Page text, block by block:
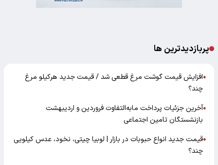
پربازدیدترین ها
●افزایش قیمت گوشت مرغ قطعی شد / قیمت جدید هرکیلو مرغ
چند؟
●آخرین جزئیات پرداخت مابه‌التفاوت فروردین و اردیبهشت
بازنشستگان تامین اجتماعی
●قیمت جدید انواع حبوبات در بازار | لوبیا چیتی، نخود، عدس کیلویی
چند؟